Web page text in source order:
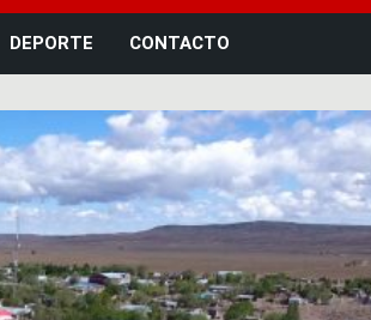
DEPORTE CONTACTO